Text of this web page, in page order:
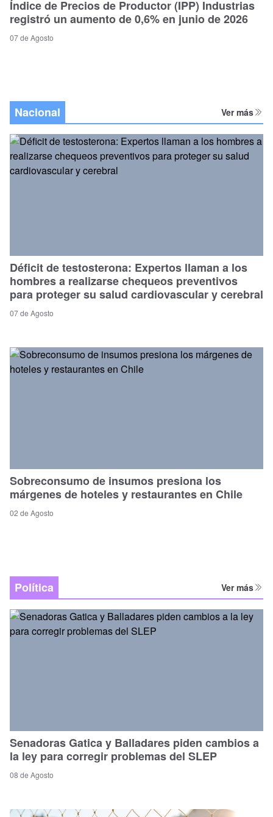
Índice de Precios de Productor (IPP) Industrias
registró un aumento de 0,6% en junio de 2026
07 de Agosto
Nacional Ver más
Déficit de testosterona: Expertos llaman a los
hombres a realizarse chequeos preventivos
para proteger su salud cardiovascular y cerebral
07 de Agosto
Sobreconsumo de insumos presiona los
márgenes de hoteles y restaurantes en Chile
02 de Agosto
Política Ver más
Senadoras Gatica y Balladares piden cambios a
la ley para corregir problemas del SLEP
08 de Agosto